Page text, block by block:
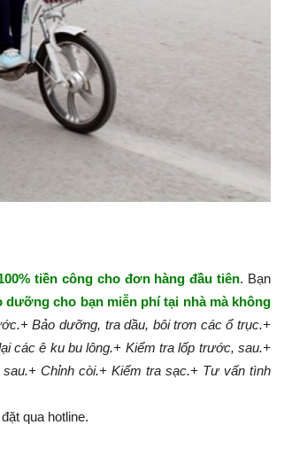
tiền công cho đơn hàng đầu tiên. Bạn
dưỡng cho bạn miễn phí tại nhà mà không
+ Bảo dưỡng, tra dầu, bôi trơn các ổ trục.+
các ê ku bu lông.+ Kiểm tra lốp trước, sau.+
+ Chỉnh còi.+ Kiểm tra sạc.+ Tư vấn tình
qua hotline.